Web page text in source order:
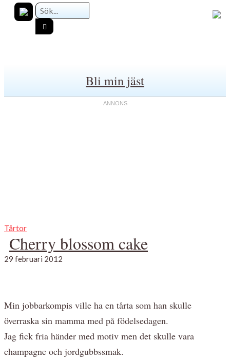
Bli min jäst
Tårtor
Cherry blossom cake
29 februari 2012
Min jobbarkompis ville ha en tårta som han skulle
överraska sin mamma med på födelsedagen.
Jag fick fria händer med motiv men det skulle vara
champagne och jordgubbssmak.